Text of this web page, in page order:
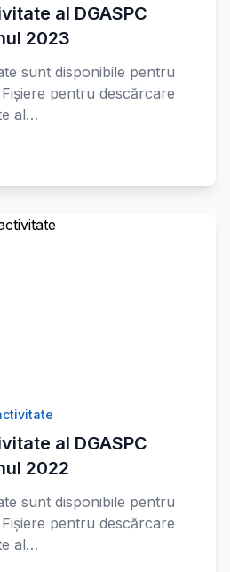
al DGASPC
2023
sunt disponibile pentru
pentru descărcare
al…
al DGASPC
2022
sunt disponibile pentru
pentru descărcare
al…